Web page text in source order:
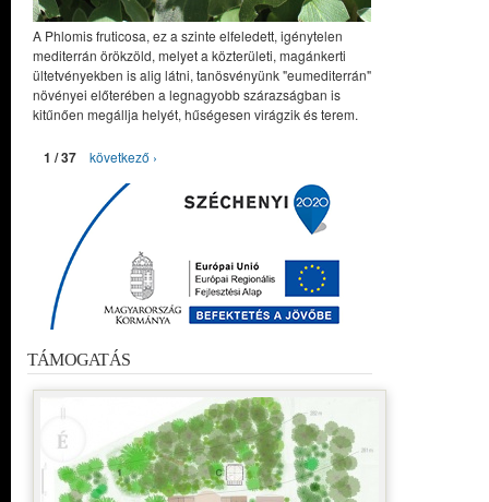
A Phlomis fruticosa, ez a szinte elfeledett, igénytelen
mediterrán örökzöld, melyet a közterületi, magánkerti
ültetvényekben is alig látni, tanösvényünk "eumediterrán"
növényei előterében a legnagyobb szárazságban is
kitűnően megállja helyét, hűségesen virágzik és terem.
1 / 37 következő ›
TÁMOGATÁS